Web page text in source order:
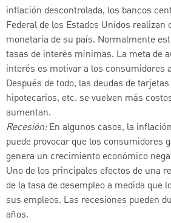
inflación descontrolada, los bancos
Federal de los Estados Unidos realizan
monetaria de su país. Normalmente
tasas de interés mínimas. La meta de
interés es motivar a los consumidores
Después de todo, las deudas de
hipotecarios, etc. se vuelven más
aumentan.
Recesión:En algunos casos, la
puede provocar que los consumidores
genera un crecimiento económico
Uno de los principales efectos de una
de la tasa de desempleo a medida que
sus empleos. Las recesiones pueden
años.